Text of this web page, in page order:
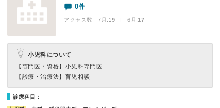
0件
アクセス数 7月:19 | 6月:17
小児科について
【専門医・資格】 小児科専門医
【診療・治療法】 育児相談
診療科目：